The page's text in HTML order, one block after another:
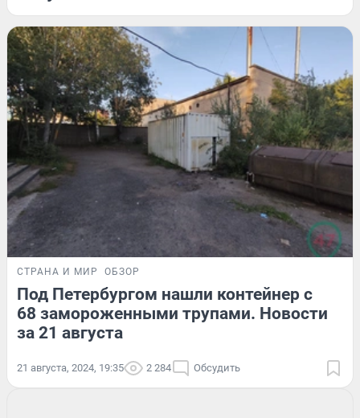
СТРАНА И МИР ОБЗОР
Под Петербургом нашли контейнер с
68 замороженными трупами. Новости
за 21 августа
21 августа, 2024, 19:35 2 284 Обсудить